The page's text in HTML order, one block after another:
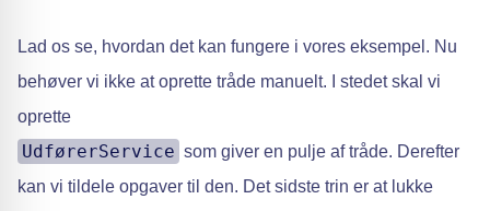
Lad os se, hvordan det kan fungere i vores eksempel. Nu
behøver vi ikke at oprette tråde manuelt. I stedet skal vi
oprette
UdførerService som giver en pulje af tråde. Derefter
kan vi tildele opgaver til den. Det sidste trin er at lukke